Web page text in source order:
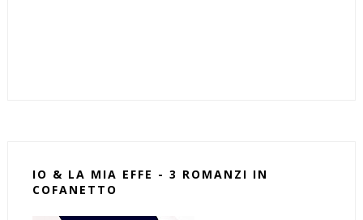
IO & LA MIA EFFE - 3 ROMANZI IN
COFANETTO